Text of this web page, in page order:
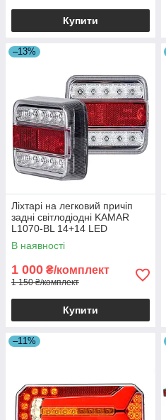
Купити
–13%
Ліхтарі на легковий причіп
задні світлодіодні KAMAR
L1070-BL 14+14 LED
стоп+габарит+поворот+підсві
чування номера
В наявності
1 000 ₴/комплект
1 150 ₴/комплект
Купити
–11%